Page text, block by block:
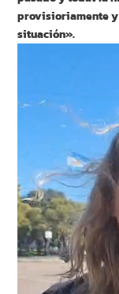
provisioriamente y
situación».